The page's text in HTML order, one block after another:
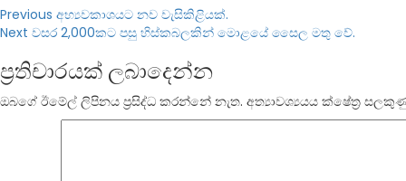
Post
navigation
Previous අභ්‍යවකාශයට නව වැසිකිළියක්.
Next වසර ⁣2,000කට පසු හිස්කබලකින් මොළයේ සෛල මතු වේ.
ප්‍රතිචාරයක් ලබාදෙන්න
ඔබගේ ඊමේල් ලිපිනය ප්‍රසිද්ධ කරන්නේ නැත. අත්‍යාවශ්‍යයය ක්ෂේත්‍ර